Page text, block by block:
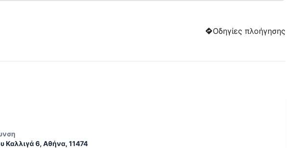
Οδηγίες πλοήγησης
Καλλιγά 6, Αθήνα, 11474